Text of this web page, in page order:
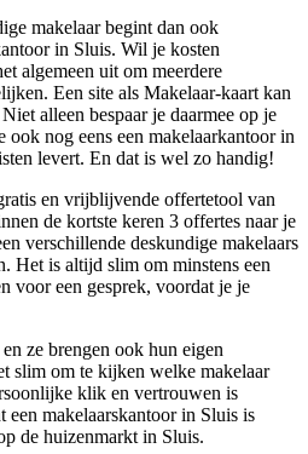
makelaar begint dan ook
in Sluis. Wil je kosten
algemeen uit om meerdere
Een site als Makelaar-kaart kan
alleen bespaar je daarmee op je
ook nog eens een makelaarkantoor in
levert. En dat is wel zo handig!
en vrijblijvende offertetool van
de kortste keren 3 offertes naar je
verschillende deskundige makelaars
Het is altijd slim om minstens een
voor een gesprek, voordat je je
ze brengen ook hun eigen
slim om te kijken welke makelaar
klik en vertrouwen is
een makelaarskantoor in Sluis is
de huizenmarkt in Sluis.